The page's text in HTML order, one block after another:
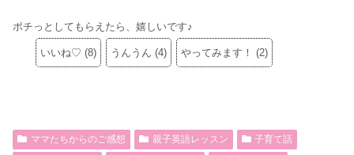
ポチっとしてもらえたら、嬉しいです♪
いいね♡ (8) うんうん (4) やってみます！ (2)
ママたちからのご感想 親子英語レッスン
子育て話